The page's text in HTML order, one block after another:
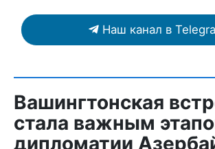
Наш канал в
Вашингтонская
стала важным
дипломатии